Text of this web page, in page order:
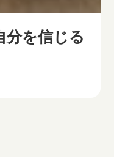
分を信じる